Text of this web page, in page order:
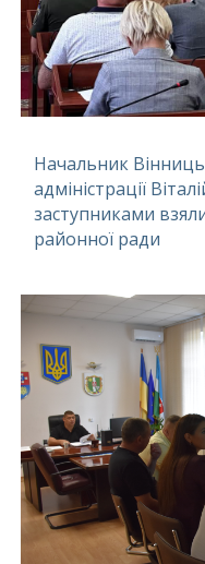
Начальник
адміністрації
заступниками
районної ради